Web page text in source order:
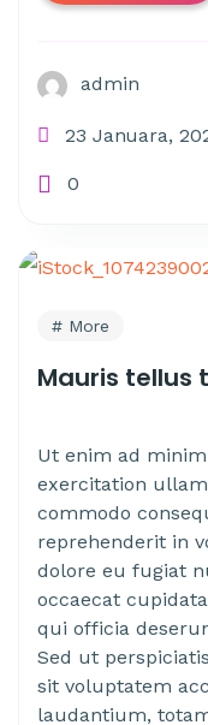
admin
23 Januara,
0
More
Mauris tellus
Ut enim ad
exercitation
commodo
reprehenderit in
dolore eu fugiat
occaecat
qui officia
Sed ut
sit voluptatem
laudantium,